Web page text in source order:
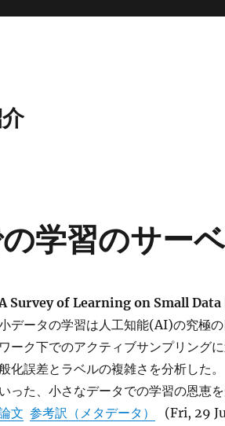
学習のサー
Survey of Learning on Small Data
データの学習は人工知能(AI)の究極
ワーク下でのアクティブサンプリング
化誤差とラベルの複雑さを分析した
いった、小さなデータでの学習の恩恵
文 参考訳（メタデータ）
(Fri, 29